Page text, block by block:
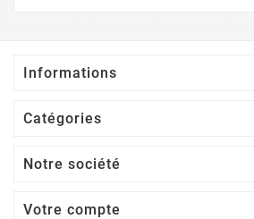
Informations
Catégories
Notre société
Votre compte